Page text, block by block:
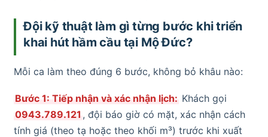
Đội kỹ thuật làm gì từng bước khi triển
khai hút hầm cầu tại Mộ Đức?
Mỗi ca làm theo đúng 6 bước, không bỏ khâu nào:
Bước 1: Tiếp nhận và xác nhận lịch: Khách gọi
0943.789.121 , đội báo giờ có mặt, xác nhận cách
tính giá (theo tạ hoặc theo khối m³) trước khi xuất